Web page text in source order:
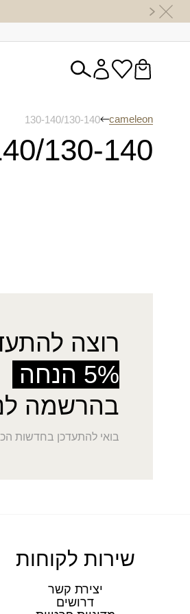
cameleon
130-140/130-140
130-140
רוצה
5% הנחה
בהרשמה
בואי להתעדכן בחדשות
שירות לקוחות
יצירת קשר
דרושים